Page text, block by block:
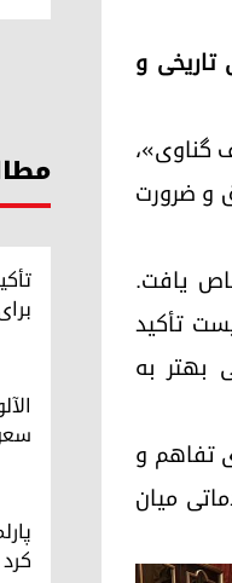
تاریخی و
از «یوسف گناوی»،
و ضرورت
یافت.
تأکید
بهتر به
تفاهم و
میان
کرد